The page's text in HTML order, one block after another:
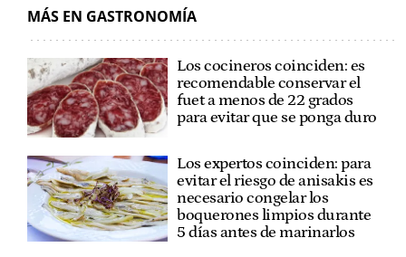
MÁS EN GASTRONOMÍA
Los cocineros coinciden: es
recomendable conservar el
fuet a menos de 22 grados
para evitar que se ponga duro
Los expertos coinciden: para
evitar el riesgo de anisakis es
necesario congelar los
boquerones limpios durante
5 días antes de marinarlos